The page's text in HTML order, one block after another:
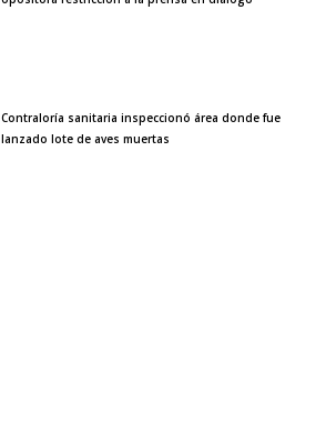
Contraloría sanitaria inspeccionó área donde fue
lanzado lote de aves muertas